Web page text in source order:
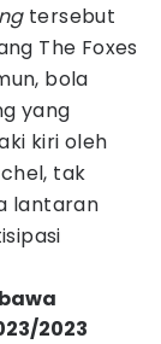
tersebut
The Foxes
bola
yang
kiri oleh
tak
lantaran
2023